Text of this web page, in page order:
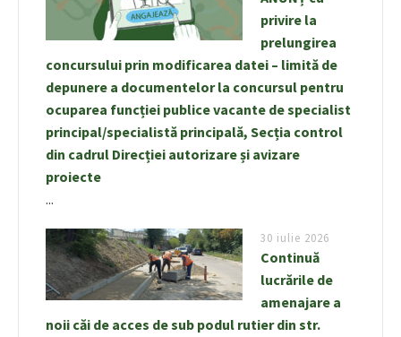
privire la
prelungirea
concursului prin modificarea datei – limită de
depunere a documentelor la concursul pentru
ocuparea funcției publice vacante de specialist
principal/specialistă principală, Secția control
din cadrul Direcției autorizare și avizare
proiecte
...
30 iulie 2026
Continuă
lucrările de
amenajare a
noii căi de acces de sub podul rutier din str.